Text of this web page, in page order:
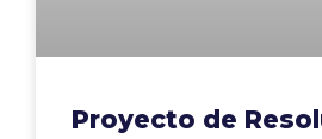
Proyecto de